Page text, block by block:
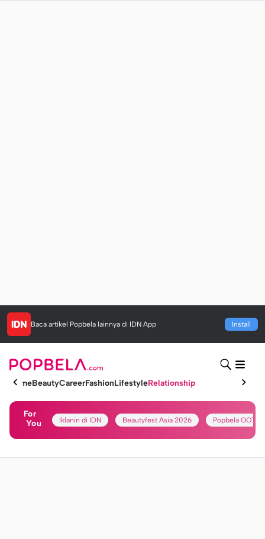
Baca artikel Popbela lainnya di IDN App Install
HomeBeautyCareerFashionLifestyleRelationship
For
You
Iklanin di IDN Beautyfest Asia 2026 Popbela OOTD